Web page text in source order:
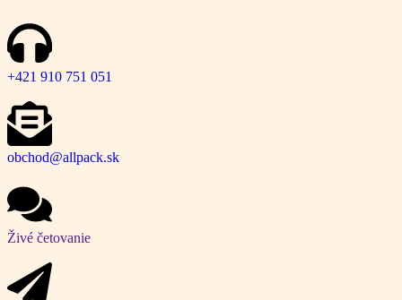
+421 910 751 051
obchod@allpack.sk
Živé četovanie